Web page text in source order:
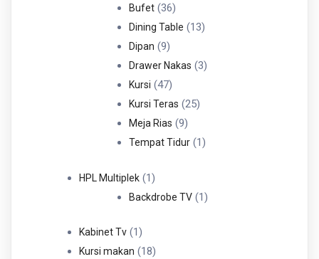
Bufet 3636
Produk
Dining Table 1313
Dipan 99
Produk
Drawer Nakas 33
Kursi 4747
Produk
Kursi Teras 2525
Meja Rias 99
Produk
Tempat Tidur 11
HPL Multiplek 11
Produk
Backdrobe TV 11
Kabinet Tv 11
Produk
Kursi makan 1818